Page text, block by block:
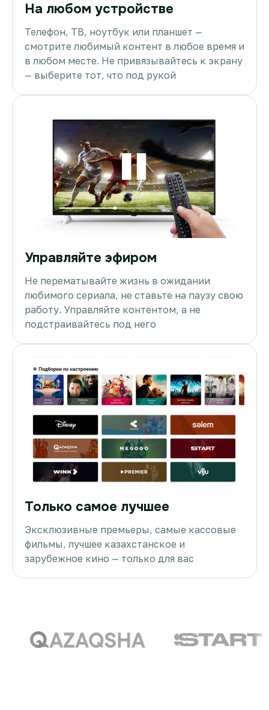
На любом устройстве
Телефон, ТВ, ноутбук или планшет —
смотрите любимый контент в любое время и
в любом месте. Не привязывайтесь к экрану
— выберите тот, что под рукой
Управляйте эфиром
Не перематывайте жизнь в ожидании
любимого сериала, не ставьте на паузу свою
работу. Управляйте контентом, а не
подстраивайтесь под него
Только самое лучшее
Эксклюзивные премьеры, самые кассовые
фильмы, лучшее казахстанское и
зарубежное кино — только для вас